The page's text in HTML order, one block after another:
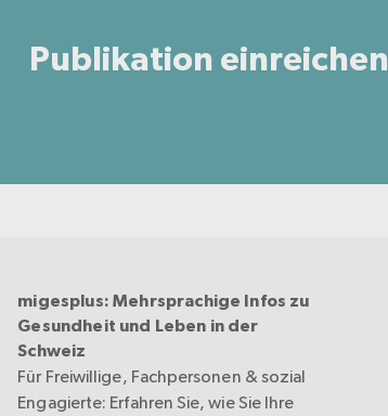
Publikation einreichen
migesplus: Mehrsprachige Infos zu
Gesundheit und Leben in der
Schweiz
Für Freiwillige, Fachpersonen & sozial
Engagierte: Erfahren Sie, wie Sie Ihre